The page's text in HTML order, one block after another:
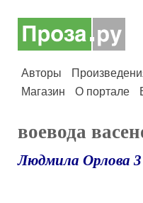
Авторы
Магазин
О портале
воевода
Людмила Орлова 3